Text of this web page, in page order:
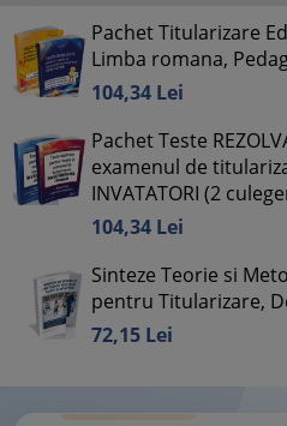
Pachet Titularizare
Limba romana,
104,34 Lei
Pachet Teste
examenul de
INVATATORI (2
104,34 Lei
Sinteze Teorie si
pentru Titularizare,
72,15 Lei